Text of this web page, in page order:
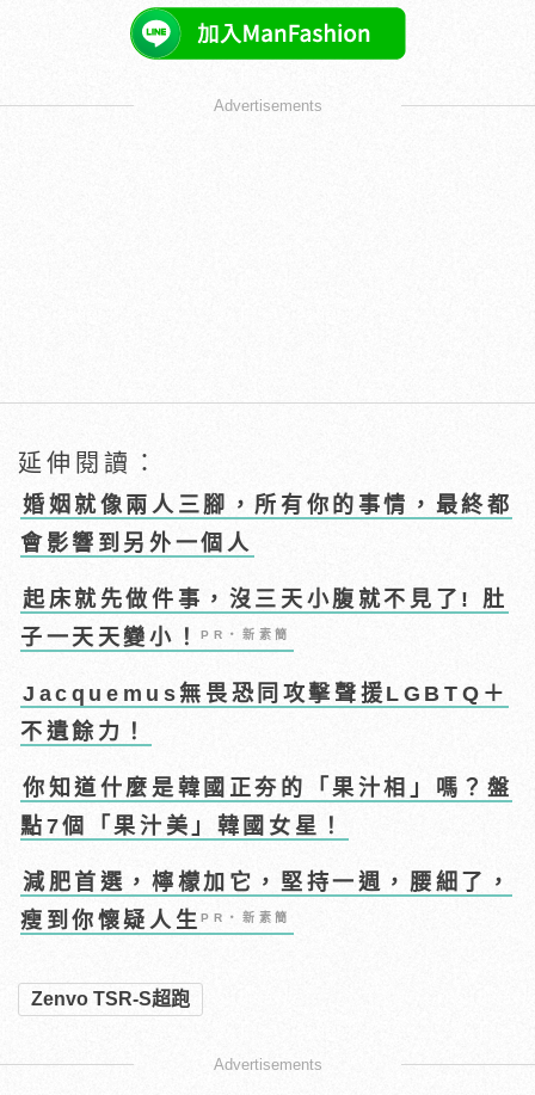
Advertisements
延伸閱讀：
婚姻就像兩人三腳，所有你的事情，最終都
會影響到另外一個人
起床就先做件事，沒三天小腹就不見了! 肚
子一天天變小！PR・新素簡
Jacquemus無畏恐同攻擊聲援LGBTQ＋
不遺餘力！
你知道什麼是韓國正夯的「果汁相」嗎？盤
點7個「果汁美」韓國女星！
減肥首選，檸檬加它，堅持一週，腰細了，
瘦到你懷疑人生PR・新素簡
Zenvo TSR-S超跑
Advertisements